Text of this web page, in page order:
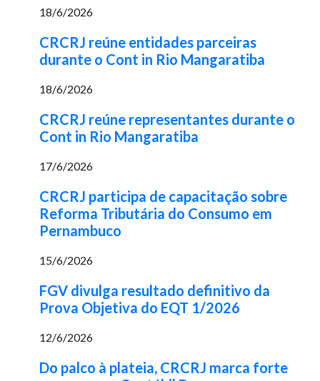
18/6/2026
CRCRJ reúne entidades parceiras
durante o Cont in Rio Mangaratiba
18/6/2026
CRCRJ reúne representantes durante o
Cont in Rio Mangaratiba
17/6/2026
CRCRJ participa de capacitação sobre
Reforma Tributária do Consumo em
Pernambuco
15/6/2026
FGV divulga resultado definitivo da
Prova Objetiva do EQT 1/2026
12/6/2026
Do palco à plateia, CRCRJ marca forte